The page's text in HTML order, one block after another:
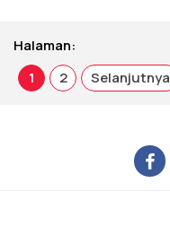
Halaman:
1
2 Selanjutnya